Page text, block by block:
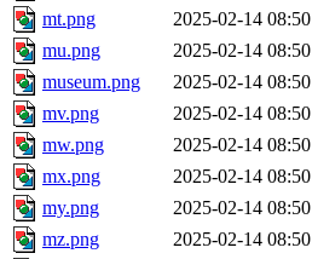
mt.png
2025-02-14 08:50
mu.png
2025-02-14 08:50
museum.png
2025-02-14 08:50
mv.png
2025-02-14 08:50
mw.png
2025-02-14 08:50
mx.png
2025-02-14 08:50
my.png
2025-02-14 08:50
mz.png
2025-02-14 08:50